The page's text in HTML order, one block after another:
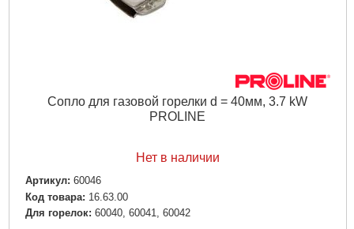
Сопло для газовой горелки d = 40мм, 3.7 kW
PROLINE
Нет в наличии
Артикул: 60046
Код товара: 16.63.00
Для горелок: 60040, 60041, 60042